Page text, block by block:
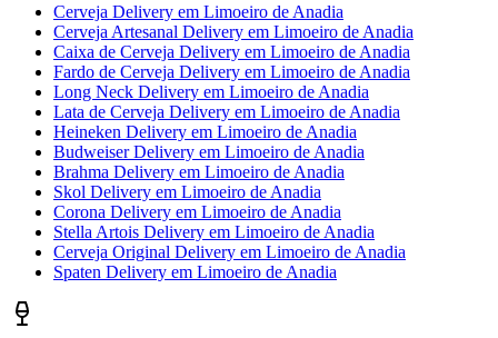
Cerveja Delivery em Limoeiro de Anadia
Cerveja Artesanal Delivery em Limoeiro de Anadia
Caixa de Cerveja Delivery em Limoeiro de Anadia
Fardo de Cerveja Delivery em Limoeiro de Anadia
Long Neck Delivery em Limoeiro de Anadia
Lata de Cerveja Delivery em Limoeiro de Anadia
Heineken Delivery em Limoeiro de Anadia
Budweiser Delivery em Limoeiro de Anadia
Brahma Delivery em Limoeiro de Anadia
Skol Delivery em Limoeiro de Anadia
Corona Delivery em Limoeiro de Anadia
Stella Artois Delivery em Limoeiro de Anadia
Cerveja Original Delivery em Limoeiro de Anadia
Spaten Delivery em Limoeiro de Anadia